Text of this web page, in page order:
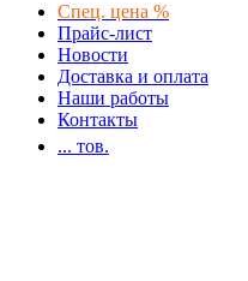
Спец. цена %
Прайс-лист
Новости
Доставка и оплата
Наши работы
Контакты
... тов.